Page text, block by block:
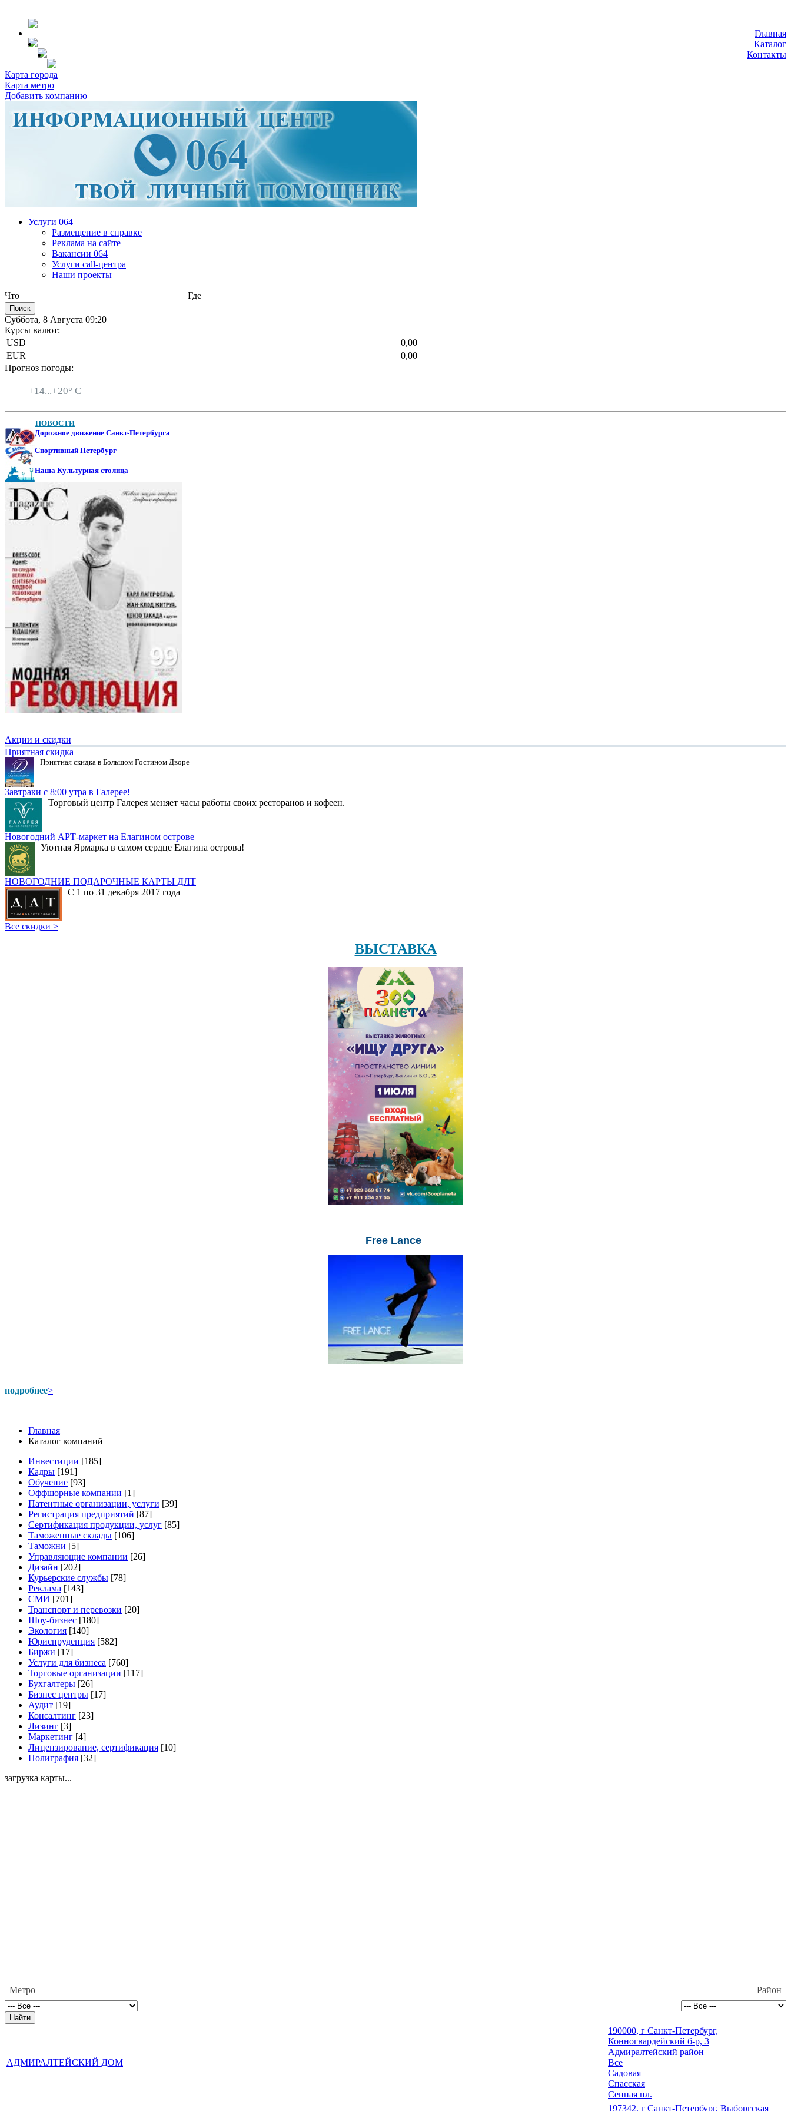
Главная
Каталог
Контакты
Карта города
Карта метро
Добавить компанию
Услуги 064
Размещение в справке
Реклама на сайте
Вакансии 064
Услуги call-центра
Наши проекты
Что Где
Суббота, 8 Августа 09:20
Курсы валют:
USD
0,00
EUR
0,00
Прогноз погоды:
+14...+20° C
НОВОСТИ
Дорожное движение Санкт-Петербурга
Спортивный Петербург
Наша Культурная столица
Акции и скидки
Приятная скидка
Приятная скидка в Большом Гостином Дворе
Завтраки с 8:00 утра в Галерее!
Торговый центр Галерея меняет часы работы своих ресторанов и кофеен.
Новогодний АРТ-маркет на Елагином острове
Уютная Ярмарка в самом сердце Елагина острова!
НОВОГОДНИЕ ПОДАРОЧНЫЕ КАРТЫ ДЛТ
С 1 по 31 декабря 2017 года
Все скидки >
ВЫСТАВКА
Free Lance
подробнее>
Главная
Каталог компаний
Инвестиции [185]
Кадры [191]
Обучение [93]
Оффшорные компании [1]
Патентные организации, услуги [39]
Регистрация предприятий [87]
Сертификация продукции, услуг [85]
Таможенные склады [106]
Таможни [5]
Управляющие компании [26]
Дизайн [202]
Курьерские службы [78]
Реклама [143]
СМИ [701]
Транспорт и перевозки [20]
Шоу-бизнес [180]
Экология [140]
Юриспруденция [582]
Биржи [17]
Услуги для бизнеса [760]
Торговые организации [117]
Бухгалтеры [26]
Бизнес центры [17]
Аудит [19]
Консалтинг [23]
Лизинг [3]
Маркетинг [4]
Лицензирование, сертификация [10]
Полиграфия [32]
загрузка карты...
Метро Район
АДМИРАЛТЕЙСКИЙ ДОМ
190000, г Санкт-Петербург,
Конногвардейский б-р, 3
Адмиралтейский район
Все
Садовая
Спасская
Сенная пл.
197342, г Санкт-Петербург, Выборгская